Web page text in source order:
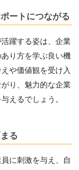
ートにつながる
躍する姿は、企業
り方を学ぶ良い機
や価値観を受け入
り、魅力的な企業
えるでしょう。
る
に刺激を与え、自